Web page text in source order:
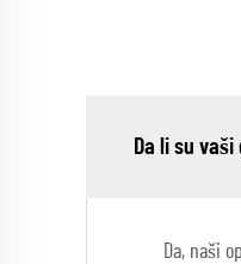
Da li su
Da, naši